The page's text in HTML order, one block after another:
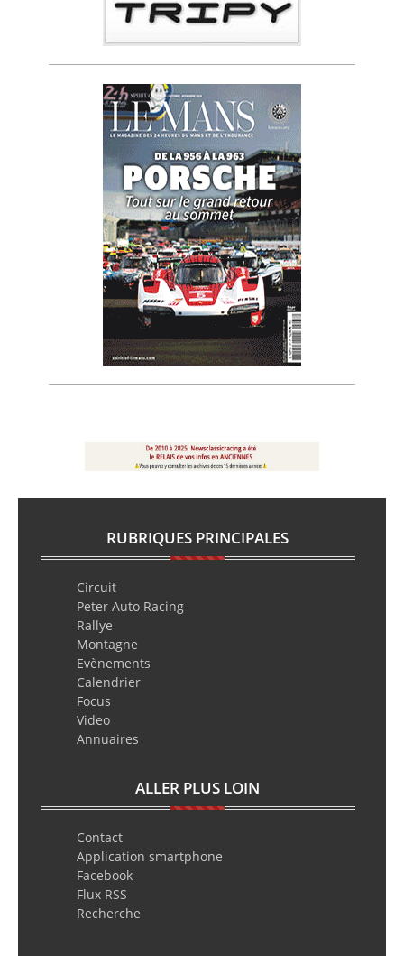
RUBRIQUES PRINCIPALES
Circuit
Peter Auto Racing
Rallye
Montagne
Evènements
Calendrier
Focus
Video
Annuaires
ALLER PLUS LOIN
Contact
Application smartphone
Facebook
Flux RSS
Recherche